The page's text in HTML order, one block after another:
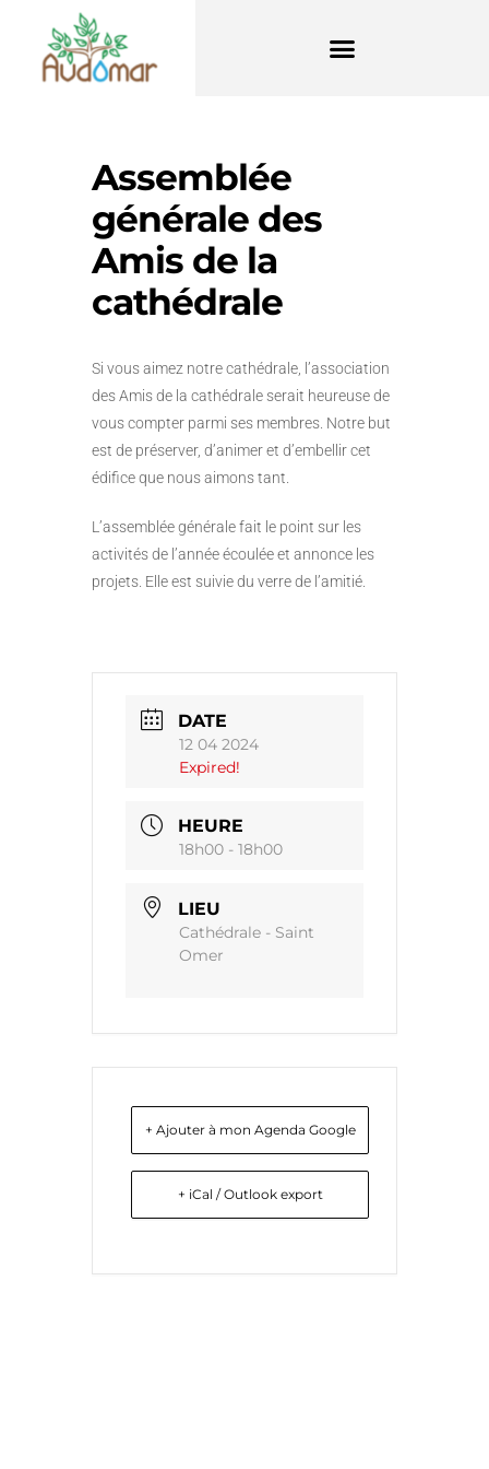
Assemblée
générale des
Amis de la
cathédrale
Si vous aimez notre cathédrale, l’association
des Amis de la cathédrale serait heureuse de
vous compter parmi ses membres. Notre but
est de préserver, d’animer et d’embellir cet
édifice que nous aimons tant.
L’assemblée générale fait le point sur les
activités de l’année écoulée et annonce les
projets. Elle est suivie du verre de l’amitié.
DATE
12 04 2024
Expired!
HEURE
18h00 - 18h00
LIEU
Cathédrale - Saint
Omer
+ Ajouter à mon Agenda Google
+ iCal / Outlook export